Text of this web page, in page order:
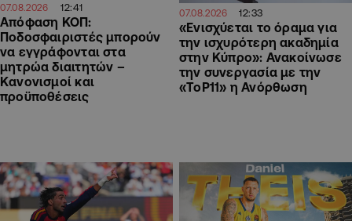
07.08.2026 12:41
Απόφαση ΚΟΠ:
Ποδοσφαιριστές μπορούν
να εγγράφονται στα
μητρώα διαιτητών –
Κανονισμοί και
προϋποθέσεις
07.08.2026 12:33
«Ενισχύεται το όραμα για
την ισχυρότερη ακαδημία
στην Κύπρο»: Ανακοίνωσε
την συνεργασία με την
«ToP11» η Ανόρθωση